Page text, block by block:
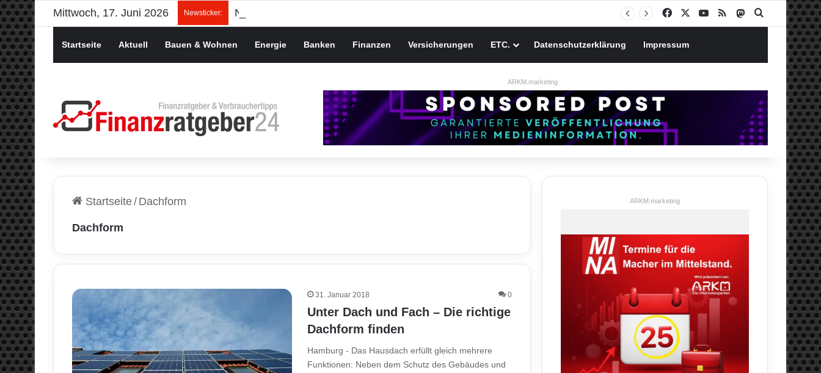
Mittwoch, 17. Juni 2026 Newsticker: Facebook YouTube
RSS MastodonSuchen nach
Startseite Aktuell Bauen & Wohnen Energie Banken Finanzen Versicherungen ETC. Datenschutzerklärung Impressum
ARKM.marketing
Startseite/ Dachform
Dachform
31. Januar 2018 0
Unter Dach und Fach – Die richtige
Dachform finden
Hamburg - Das Hausdach erfüllt gleich mehrere
Funktionen: Neben dem Schutz des Gebäudes und
ARKM.marketing